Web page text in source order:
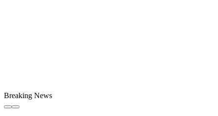
Breaking News